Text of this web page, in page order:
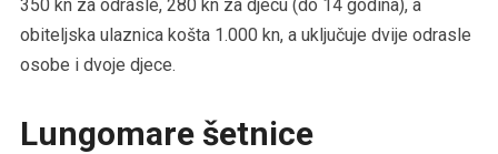
350 kn za odrasle, 280 kn za djecu (do 14 godina), a
obiteljska ulaznica košta 1.000 kn, a uključuje dvije odrasle
osobe i dvoje djece.
Lungomare šetnice